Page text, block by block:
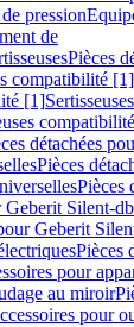
pression
de
Pièces
compatibilité [1]
[1]
détachées
Pièces
Pièces
Silent-
Geberit
Pièces
pour
au miroir
pour